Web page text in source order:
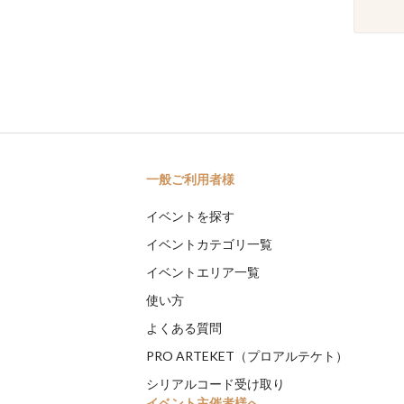
一般ご利用者様
イベントを探す
イベントカテゴリ一覧
イベントエリア一覧
使い方
よくある質問
PRO ARTEKET（プロアルテケト）
シリアルコード受け取り